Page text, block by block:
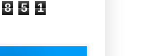
8 5 1